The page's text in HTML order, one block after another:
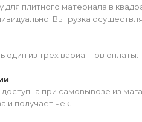
для плитного материала в
Выгрузка
из трёх вариантов оплаты:
при самовывозе из
и получает чек.